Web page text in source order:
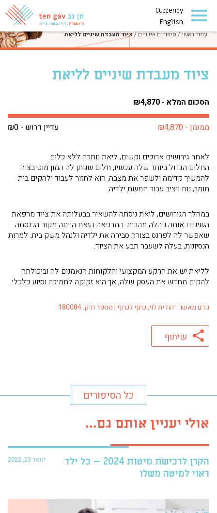
Currency
English
סיפורים אישיים
עמוד ראשי/סיפורים אישיים/ציוד מעבדת שיניים לליאת
ציוד מעבדת שיניים לליאת
הסכום המלא - ₪4,870
עדיין דרוש - ₪0 ממומן - ₪4,870
לאחר גירושים ארוכים וקשים, ליאת נותרה ללא כלום.
החלום הגדול ביותר שלה עכשיו, חלום שנותן לה המון מוטיבציה
להמשיך קדימה ולשפר את מצבה, הוא לחזור לעבוד ולהקים בית
תומך, נוח ויציב עבור חמשת ילדיה.
במהלך הגירושים, ליאת ניסתה להשאיר בבעלותה את ציוד מרפאת
השיניים אותה ניהלה מהבית. המרפאה הזאת הייתה מקור הכנסתה
שאפשר לה לפרנס בצורה סבירה את ילדיה ולנהל משק בית. למרות
הנסיונות, בעלה לשעבר תבע את הציוד.
לליאת יש את הרקע המקצועי והלקוחות הנאמנים לה וביכולתה
להקים מחדש את העסק שלה, אך היא זקוקה לתמיכה וסיוע כלכלי.
גורם מאשר: יהודית לוי, כתף לכתף | מספר תיק: 180084
שיתוף
כל הסיפורים
אולי יעניין אותם גם...
ינואר 23, 2022
הקרן לרכישת מיטות 2024 – כל ילד
ראוי למיטה משלו